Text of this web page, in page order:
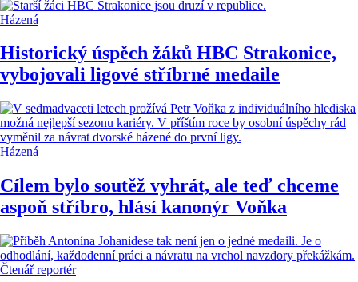
Házená
Historický úspěch žáků HBC Strakonice,
vybojovali ligové stříbrné medaile
Házená
Cílem bylo soutěž vyhrát, ale teď chceme
aspoň stříbro, hlásí kanonýr Voňka
Čtenář reportér